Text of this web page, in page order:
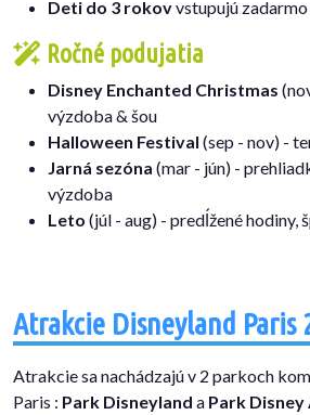
Deti do 3 rokovvstupujú zadarmo
Ročné podujatia
Disney Enchanted Christmas
výzdoba & šou
Halloween Festival (sep - nov) -
Jarná sezóna (mar - jún) -
výzdoba
Leto (júl - aug) - predĺžené hodiny,
Atrakcie Disneyland Paris
Atrakcie sa nachádzajú v 2 parkoch
Paris : Park Disneyland a Park